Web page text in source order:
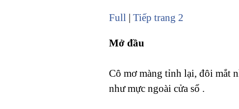
Full | Tiếp trang 2
Mở đầu
Cô mơ màng tỉnh lại, đôi mắt
như mực ngoài cửa sổ .